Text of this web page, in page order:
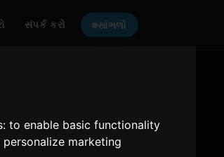
to enable basic functionality
marketing
સંપર્ક કરો સાંભળો
Hits Japan